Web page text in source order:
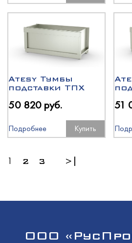
Atesy Тумбы
подставки ТПХ
50 820 руб.
Подробнее Купить
51
1 2 3 >|
ООО